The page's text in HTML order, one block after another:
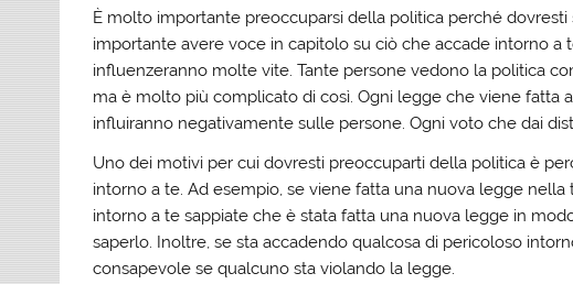
È molto importante preoccuparsi della politica perché
importante avere voce in capitolo su ciò che accade intorno
influenzeranno molte vite. Tante persone vedono la politica
ma è molto più complicato di così. Ogni legge che viene fatta
influiranno negativamente sulle persone. Ogni voto che dai
Uno dei motivi per cui dovresti preoccuparti della politica è
intorno a te. Ad esempio, se viene fatta una nuova legge
intorno a te sappiate che è stata fatta una nuova legge in
saperlo. Inoltre, se sta accadendo qualcosa di pericoloso
consapevole se qualcuno sta violando la legge.